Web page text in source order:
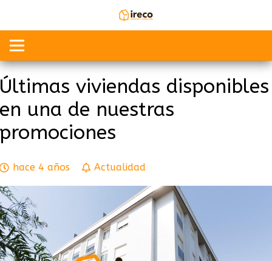
Últimas viviendas disponibles
en una de nuestras
promociones
hace 4 años Actualidad